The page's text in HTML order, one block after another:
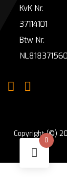
KvK Nr.
37114101
Btw Nr.
Copyright (©)
0